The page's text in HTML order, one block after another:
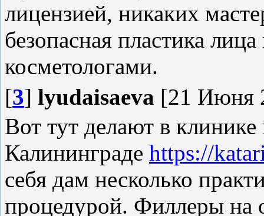
лицензией, никаких
безопасная пластика
косметологами.
[3] lyudaisaeva [21 Июня
Вот тут делают в
Калининграде https://
себя дам несколько
процедурой. Филлеры на